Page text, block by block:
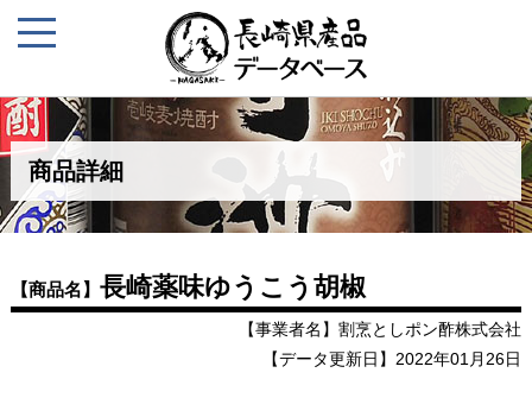
商品詳細
【商品名】 長崎薬味ゆうこう胡椒
【事業者名】割烹としポン酢株式会社
【データ更新日】2022年01月26日